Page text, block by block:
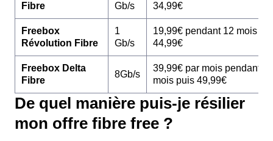
Fibre
Gb/s
34,99€
Freebox
Révolution Fibre
1
Gb/s
19,99€ pendant 12 mois
44,99€
Freebox Delta
Fibre
8Gb/s
39,99€ par mois pendant 12
mois puis 49,99€
De quel manière puis-je résilier
mon offre fibre free ?